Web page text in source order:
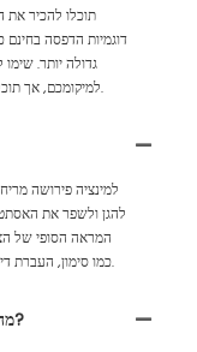
תוכלו להכיר את
דוגמיות הדפסה בחינם
גדולה יותר.
למיקומכם, אך תוכלו ליצור קשר עם הצוות שלנו אם יש לכם שאלות.
למינציה פירושה
להגן ולשפר את
המראה הסופי של
כמו סימון, העברת דיו, מריחות, קמטים, דהייה, קמטים, שחיקה וקרעים.
מהי כריכה תפורה, והאם עליי לכלול אותה?